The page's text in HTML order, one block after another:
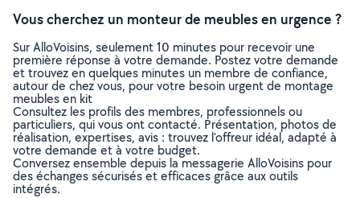
Vous cherchez un monteur de meubles en urgence ?
Sur AlloVoisins, seulement 10 minutes pour recevoir une
première réponse à votre demande. Postez votre demande
et trouvez en quelques minutes un membre de confiance,
autour de chez vous, pour votre besoin urgent de montage
meubles en kit
Consultez les profils des membres, professionnels ou
particuliers, qui vous ont contacté. Présentation, photos de
réalisation, expertises, avis : trouvez l'offreur idéal, adapté à
votre demande et à votre budget.
Conversez ensemble depuis la messagerie AlloVoisins pour
des échanges sécurisés et efficaces grâce aux outils
intégrés.